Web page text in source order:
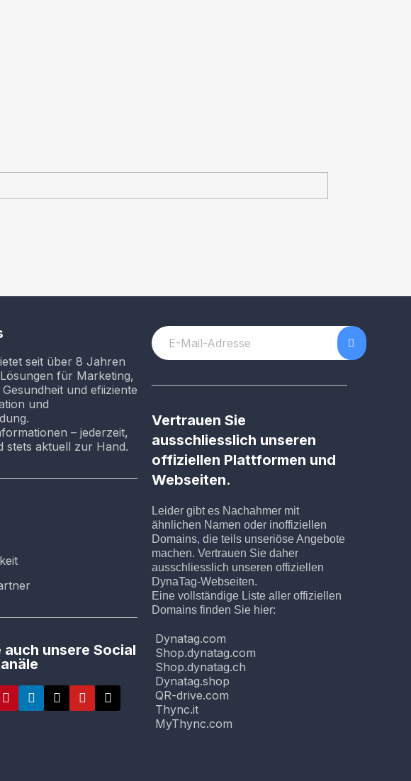
seit über 8 Jahren
für Marketing,
und efiiziente
und
– jederzeit,
stets aktuell zur Hand.
auch unsere Social
Vertrauen Sie
ausschliesslich unseren
offiziellen Plattformen und
Webseiten.
Leider gibt es Nachahmer mit
ähnlichen Namen oder inoffiziellen
Domains, die teils unseriöse Angebote
machen. Vertrauen Sie daher
ausschliesslich unseren offiziellen
DynaTag-Webseiten.
Eine vollständige Liste aller offiziellen
Domains finden Sie hier:
Dynatag.com
Shop.dynatag.com
Shop.dynatag.ch
Dynatag.shop
QR-drive.com
Thync.it
MyThync.com